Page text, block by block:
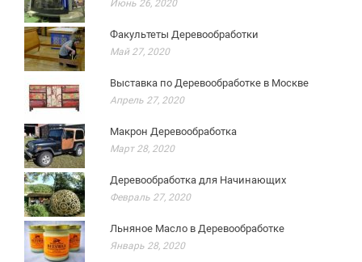
Июнь 26, 2020
Факультеты Деревообработки
Май 27, 2020
Выставка по Деревообработке в Москве
Апрель 27, 2020
Макрон Деревообработка
Март 28, 2020
Деревообработка для Начинающих
Февраль 27, 2020
Льняное Масло в Деревообработке
Январь 28, 2020